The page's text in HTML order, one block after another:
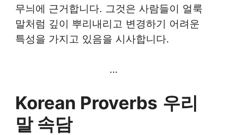
무늬에 근거합니다. 그것은 사람들이 얼룩
말처럼 깊이 뿌리내리고 변경하기 어려운
특성을 가지고 있음을 시사합니다.
…
Korean Proverbs 우리
말 속담